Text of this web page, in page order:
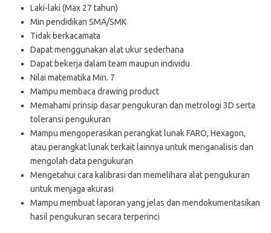
Laki-laki (Max 27 tahun)
Min pendidikan SMA/SMK
Tidak berkacamata
Dapat menggunakan alat ukur sederhana
Dapat bekerja dalam team maupun individu
Nilai matematika Min. 7
Mampu membaca drawing product
Memahami prinsip dasar pengukuran dan metrologi 3D serta
toleransi pengukuran
Mampu mengoperasikan perangkat lunak FARO, Hexagon,
atau perangkat lunak terkait lainnya untuk menganalisis dan
mengolah data pengukuran
Mengetahui cara kalibrasi dan memelihara alat pengukuran
untuk menjaga akurasi
Mampu membuat laporan yang jelas dan mendokumentasikan
hasil pengukuran secara terperinci